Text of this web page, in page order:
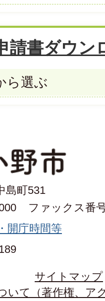
請書ダウン
ら選ぶ
島町531
ファックス番
開庁時間等
サイトマップ
いて（著作権、ア